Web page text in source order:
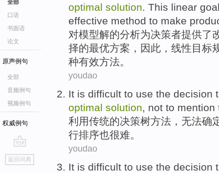
全部
口语
书面语
论文
原声例句
全部
音频例句
视频例句
权威例句
go
top
返回词典
optimal solution. This linear
effective method to make
对模型解的分析为决策者提供了
择的最优方案 ，因此， 线性目标
种有效方法。
youdao
It is difficult to use the decision
optimal solution, not to mention
利用传统的决策树方法 ，无法确
行排序也很难。
youdao
It is difficult to use the decision